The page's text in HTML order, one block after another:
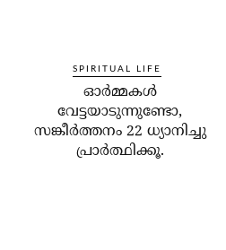
SPIRITUAL LIFE
ഓര്‍മ്മകള്‍
വേട്ടയാടുന്നുണ്ടോ,
സങ്കീര്‍ത്തനം 22 ധ്യാനിച്ചു
പ്രാര്‍ത്ഥിക്കൂ.